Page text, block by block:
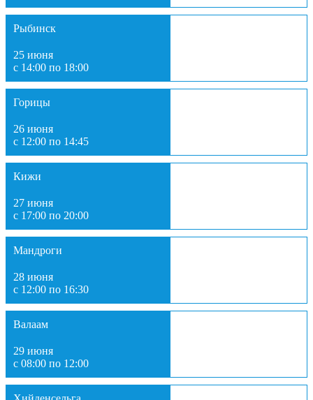
Рыбинск
25 июня
с 14:00 по 18:00
Горицы
26 июня
с 12:00 по 14:45
Кижи
27 июня
с 17:00 по 20:00
Мандроги
28 июня
с 12:00 по 16:30
Валаам
29 июня
с 08:00 по 12:00